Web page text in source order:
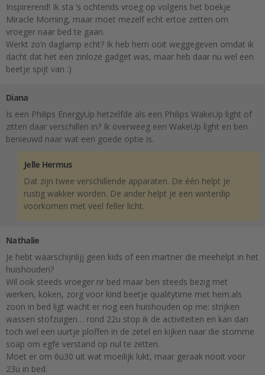
Inspirerend! Ik sta ‘s ochtends vroeg op volgens het boekje
Miracle Morning, maar moet mezelf echt ertoe zetten om
vroeger naar bed te gaan.
Werkt zo’n daglamp echt? Ik heb hem ooit weggegeven omdat ik
dacht dat het een zinloze gadget was, maar heb daar nu wel een
beetje spijt van :)
Diana
Is een Philips EnergyUp hetzelfde als een Philips WakeUp light of
zitten daar verschillen in? Ik overweeg een WakeUp light en ben
benieuwd naar wat een goede optie is.
Jelle Hermus
Dat zijn twee verschillende apparaten. De één helpt je
rustig wakker worden. De ander helpt je een winterdip
voorkomen met veel feller licht.
Nathalie
Je hebt waarschijnlijj geen kids of een martner die meehelpt in het
huishouden?
Wil ook steeds vroeger nr bed maar ben steeds bezig met
werken, koken, zorg voor kind beetje qualitytime met hem.als
zoon in bed ligt wacht er nog een huishouden op me: strijken
wassen stofzuigen… rond 22u stop ik de activiteiten en kan dan
toch wel een uurtje ploffen in de zetel en kijken naar die stomme
soap om egfe verstand op nul te zetten.
Moet er om 6u30 uit wat moeilijk lukt, maar geraak nooit voor
23u in bed.